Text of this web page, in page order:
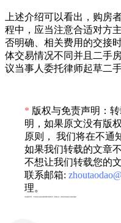
上述介绍可以看出，购房
程中，应当注意合适对方
否明确、相关费用的交接
体交易情况不同并且二手
议当事人委托律师起草二
* 版权与免责声明：
明，如果原文没有版
原则， 我们将在不通
如果我们转载的文章
不想让我们转载您的
联系邮箱:
理。